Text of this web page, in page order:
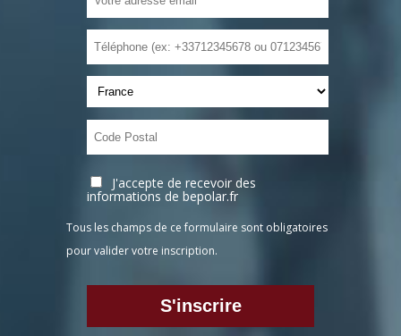
J'accepte de recevoir des
informations de bepolar.fr
Tous les champs de ce formulaire sont obligatoires
pour valider votre inscription.